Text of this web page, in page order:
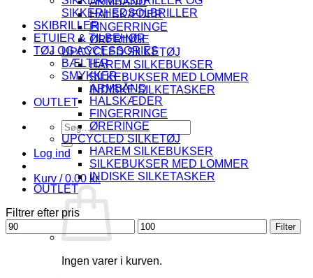
HALSKÆDER
FINGERRINGE
ØRERINGE
UPCYCLED SILKETØJ
HAREM SILKEBUKSER
SILKEBUKSER MED LOMMER
INDISKE SILKETASKER
OUTLET
Søg
efter:
Log ind
Kurv /0.00 kr.
Ingen varer i kurven.
SIKKERHEDSOLBRILLER
SKIBRILLER
ETUIER & TILBEHØR
TØJ OG ACCESSORIES
BÆLTER
SMYKKER
ARMBÅND
HALSKÆDER
FINGERRINGE
ØRERINGE
UPCYCLED SILKETØJ
HAREM SILKEBUKSER
SILKEBUKSER MED LOMMER
INDISKE SILKETASKER
OUTLET
Filtrer efter pris
Mindste
pris
Højeste
pris
Filter